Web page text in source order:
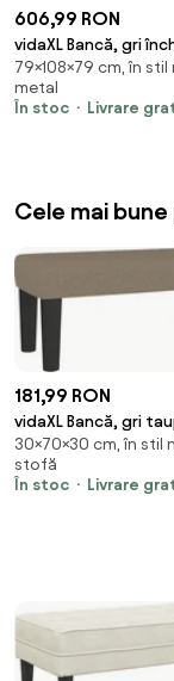
606,99 RON
vidaXL Bancă, gri
108x79x79 cm,
79×108×79 cm, în
metal
În stoc
Livrare
Cele mai
181,99 RON
vidaXL Bancă, gri
70x30x30 cm, textil
30×70×30 cm, în stil
stofă
În stoc
Livrare